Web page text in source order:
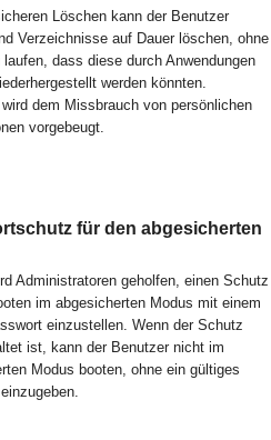
Löschen kann der Benutzer
Verzeichnisse auf Dauer löschen, ohne
dass diese durch Anwendungen
werden könnten.
wird dem Missbrauch von persönlichen
vorgebeugt.
für den abgesicherten
Administratoren geholfen, einen Schutz
im abgesicherten Modus mit einem
einzustellen. Wenn der Schutz
ist, kann der Benutzer nicht im
Modus booten, ohne ein gültiges